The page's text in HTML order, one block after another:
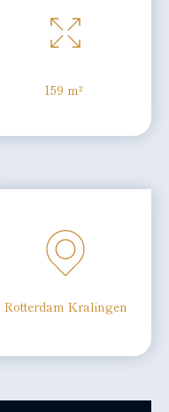
159 m²
Rotterdam Kralingen